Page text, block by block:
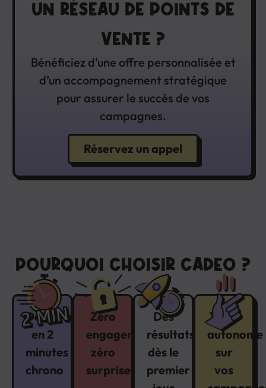
UN RÉSEAU DE POINTS DE
VENTE ?
Bénéficiez d’une offre personnalisée et
d’un accompagnement stratégique
pour assurer le succès de vos
campagnes.
Réservez un appel
POURQUOI CHOISIR CADEO ?
Démarrez
en 2
minutes
chrono
Zéro
engagement,
zéro
surprise
Des
résultats
dès le
premier
100%
autonome
sur
vos